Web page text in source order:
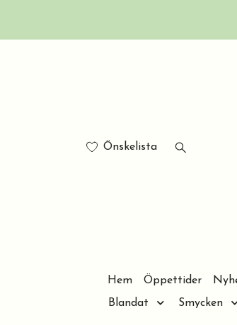
Önskelista
Hem Öppettider
Blandat
Smycken